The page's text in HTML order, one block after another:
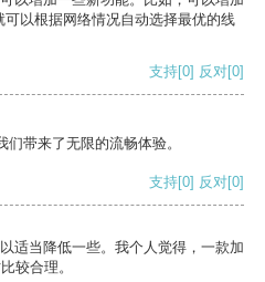
以根据网络情况自动选择最优的线
支持[0] 反对[0]
带来了无限的流畅体验。
支持[0] 反对[0]
适当降低一些。我个人觉得，一款加
较合理。